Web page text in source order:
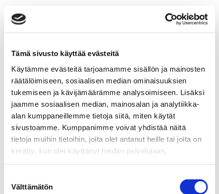
Tämä sivusto käyttää evästeitä
Käytämme evästeitä tarjoamamme sisällön ja mainosten
räätälöimiseen, sosiaalisen median ominaisuuksien
tukemiseen ja kävijämäärämme analysoimiseen. Lisäksi
jaamme sosiaalisen median, mainosalan ja analytiikka-
alan kumppaneillemme tietoja siitä, miten käytät
sivustoamme. Kumppanimme voivat yhdistää näitä
tietoja muihin tietoihin, joita olet antanut heille tai joita on
kerätty, kun olet käyttänyt heidän palvelujaan.
valinta
Välttämätön
SANNA NYMAN
kaupanvahvistaja
Sp-Koti Forssa | LKV Omassa Kotona Oy , 2608566-3
+358 45 6037676
sanna.nyman@spkoti.fi
Sp-Koti Forssa